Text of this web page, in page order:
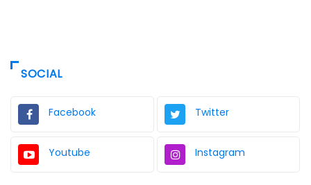
SOCIAL
Facebook Twitter
Youtube Instagram